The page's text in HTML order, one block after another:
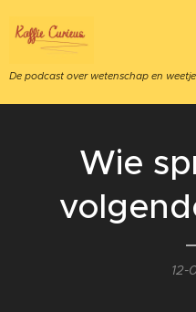
De podcast over wetenschap en
Wie
12-